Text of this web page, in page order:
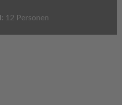
12 Personen